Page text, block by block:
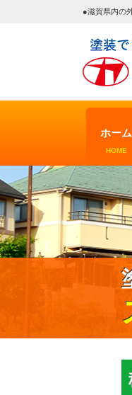
●滋賀県内の
ホーム
HOME